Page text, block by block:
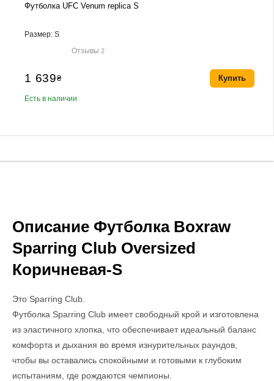
Футболка UFC Venum replica S
Размер: S
Отзывы2
1 639₴
Есть в наличии
Купить
Описание Футболка Boxraw
Sparring Club Oversized
Коричневая-S
Это Sparring Club.
Футболка Sparring Club имеет свободный крой и изготовлена ​​
из эластичного хлопка, что обеспечивает идеальный баланс
комфорта и дыхания во время изнурительных раундов,
чтобы вы оставались спокойными и готовыми к глубоким
испытаниям, где рождаются чемпионы.